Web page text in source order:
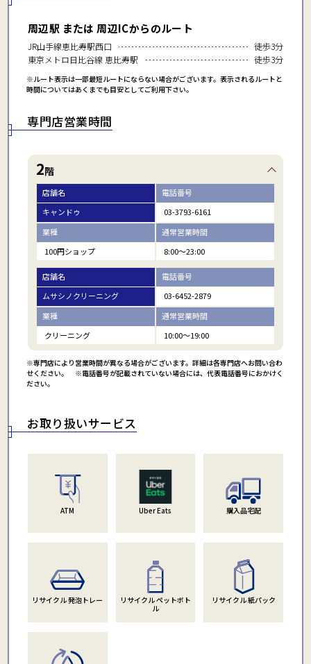
周辺駅 または 周辺ICからのルート
JR山手線恵比寿駅西口
徒歩3分
東京メトロ日比谷線 恵比寿駅
徒歩3分
※ルート表示は一部最短ルートにならない場合がございます。表示されるルートと
時間についてはあくまでも目安としてご利用下さい。
専門店営業時間
2階
店舗名
キャンドゥ
業種
100円ショップ
電話番号
03-3793-6161
通常営業時間
8:00～23:00
店舗名
ムサシノクリーニング
業種
クリーニング
電話番号
03-6452-2879
通常営業時間
10:00～19:00
※専門店により営業時間が異なる場合がございます。詳細は各専門店へお問い合わ
せください。 ※電話番号が記載されていない場合には、代表電話番号におかけく
ださい。
お取り扱いサービス
ATM Uber Eats 購入品宅配
リサイクル 発泡トレー
リサイクル ペットボト
ル
リサイクル 紙パック